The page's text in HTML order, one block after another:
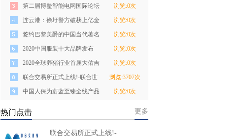
京消费季，专业
第二届博鳌智能电网国际论坛
即将开幕
浏览:0次
连云港：徐圩警方破获上亿金
融大案
浏览:0次
签约巴黎美爵的中国当代著名
美术家林敦席
浏览:0次
2020中国服装十大品牌发布 浏览:0次
2020全球养猪行业首届大佑吉
人才节盛大开幕
浏览:0次
联合交易所正式上线!-联合世
界交易全球铸造
浏览:3707次
中国人保为蔚蓝至臻全线产品
浏览:0次
热门点击 更多
联合交易所正式上线!-